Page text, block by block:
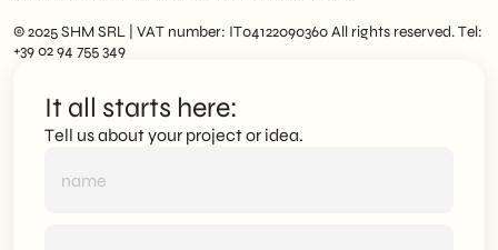
© 2025 SHM SRL | VAT number: IT04122090360 All rights reserved. Tel:
+39 02 94 755 349
It all starts here:
Tell us about your project or idea.